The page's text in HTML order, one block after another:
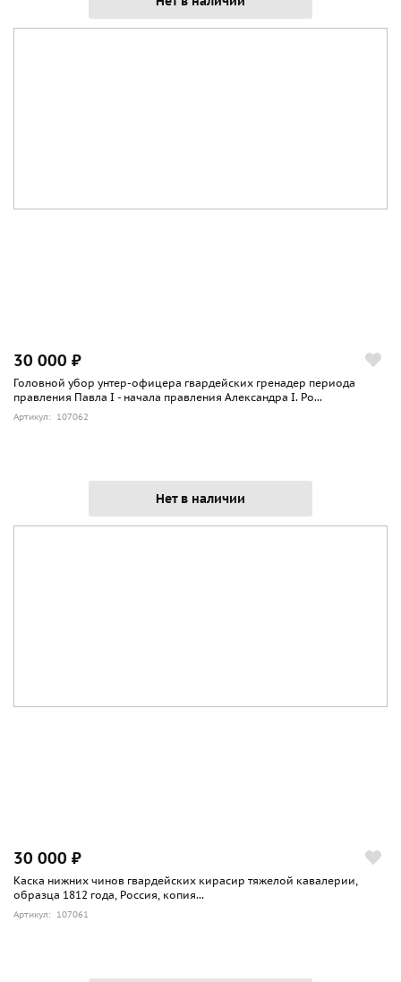
30 000 ₽
Головной убор унтер-офицера гвардейских гренадер периода
правления Павла I - начала правления Александра I. Ро...
Артикул: 107062
Нет в наличии
30 000 ₽
Каска нижних чинов гвардейских кирасир тяжелой кавалерии,
образца 1812 года, Россия, копия...
Артикул: 107061